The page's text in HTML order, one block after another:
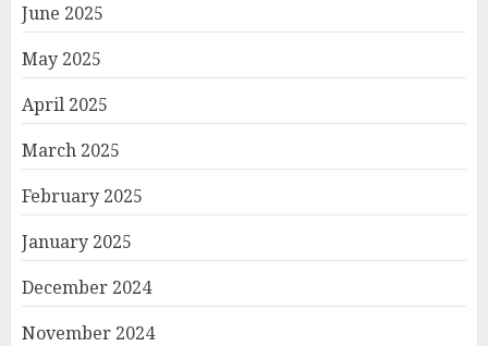
June 2025
May 2025
April 2025
March 2025
February 2025
January 2025
December 2024
November 2024